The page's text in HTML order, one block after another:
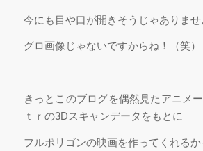
今にも目や口が開きそうじゃありませ
グロ画像じゃないですからね！（笑）
きっとこのブログを偶然見たアニメ
ｔｒの3Dスキャンデータをもとに
フルポリゴンの映画を作ってくれるか